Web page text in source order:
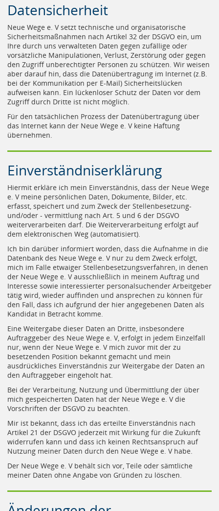
Datensicherheit
Neue Wege e. V setzt technische und organisatorische
Sicherheitsmaßnahmen nach Artikel 32 der DSGVO ein, um
Ihre durch uns verwalteten Daten gegen zufällige oder
vorsätzliche Manipulationen, Verlust, Zerstörung oder gegen
den Zugriff unberechtigter Personen zu schützen. Wir weisen
aber darauf hin, dass die Datenübertragung im Internet (z.B.
bei der Kommunikation per E-Mail) Sicherheitslücken
aufweisen kann. Ein lückenloser Schutz der Daten vor dem
Zugriff durch Dritte ist nicht möglich.
Für den tatsächlichen Prozess der Datenübertragung über
das Internet kann der Neue Wege e. V keine Haftung
übernehmen.
Einverständniserklärung
Hiermit erkläre ich mein Einverständnis, dass der Neue Wege
e. V meine persönlichen Daten, Dokumente, Bilder, etc.
erfasst, speichert und zum Zweck der Stellenbesetzung-
und/oder - vermittlung nach Art. 5 und 6 der DSGVO
weiterverarbeiten darf. Die Weiterverarbeitung erfolgt auf
dem elektronischen Weg (automatisiert).
Ich bin darüber informiert worden, dass die Aufnahme in die
Datenbank des Neue Wege e. V nur zu dem Zweck erfolgt,
mich im Falle etwaiger Stellenbesetzungsverfahren, in denen
der Neue Wege e. V ausschließlich in meinem Auftrag und
Interesse sowie interessierter personalsuchender Arbeitgeber
tätig wird, wieder auffinden und ansprechen zu können für
den Fall, dass ich aufgrund der hier angegebenen Daten als
Kandidat in Betracht komme.
Eine Weitergabe dieser Daten an Dritte, insbesondere
Auftraggeber des Neue Wege e. V, erfolgt in jedem Einzelfall
nur, wenn der Neue Wege e. V mich zuvor mit der zu
besetzenden Position bekannt gemacht und mein
ausdrückliches Einverständnis zur Weitergabe der Daten an
den Auftraggeber eingeholt hat.
Bei der Verarbeitung, Nutzung und Übermittlung der über
mich gespeicherten Daten hat der Neue Wege e. V die
Vorschriften der DSGVO zu beachten.
Mir ist bekannt, dass ich das erteilte Einverständnis nach
Artikel 21 der DSGVO jederzeit mit Wirkung für die Zukunft
widerrufen kann und dass ich keinen Rechtsanspruch auf
Nutzung meiner Daten durch den Neue Wege e. V habe.
Der Neue Wege e. V behält sich vor, Teile oder sämtliche
meiner Daten ohne Angabe von Gründen zu löschen.